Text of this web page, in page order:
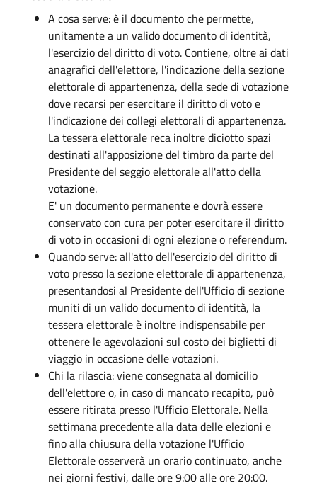
A cosa serve: è il documento che permette,
unitamente a un valido documento di identità,
l'esercizio del diritto di voto. Contiene, oltre ai dati
anagrafici dell'elettore, l'indicazione della sezione
elettorale di appartenenza, della sede di votazione
dove recarsi per esercitare il diritto di voto e
l'indicazione dei collegi elettorali di appartenenza.
La tessera elettorale reca inoltre diciotto spazi
destinati all'apposizione del timbro da parte del
Presidente del seggio elettorale all'atto della
votazione.
E' un documento permanente e dovrà essere
conservato con cura per poter esercitare il diritto
di voto in occasioni di ogni elezione o referendum.
Quando serve: all'atto dell'esercizio del diritto di
voto presso la sezione elettorale di appartenenza,
presentandosi al Presidente dell'Ufficio di sezione
muniti di un valido documento di identità, la
tessera elettorale è inoltre indispensabile per
ottenere le agevolazioni sul costo dei biglietti di
viaggio in occasione delle votazioni.
Chi la rilascia: viene consegnata al domicilio
dell'elettore o, in caso di mancato recapito, può
essere ritirata presso l'Ufficio Elettorale. Nella
settimana precedente alla data delle elezioni e
fino alla chiusura della votazione l'Ufficio
Elettorale osserverà un orario continuato, anche
nei giorni festivi, dalle ore 9:00 alle ore 20:00.